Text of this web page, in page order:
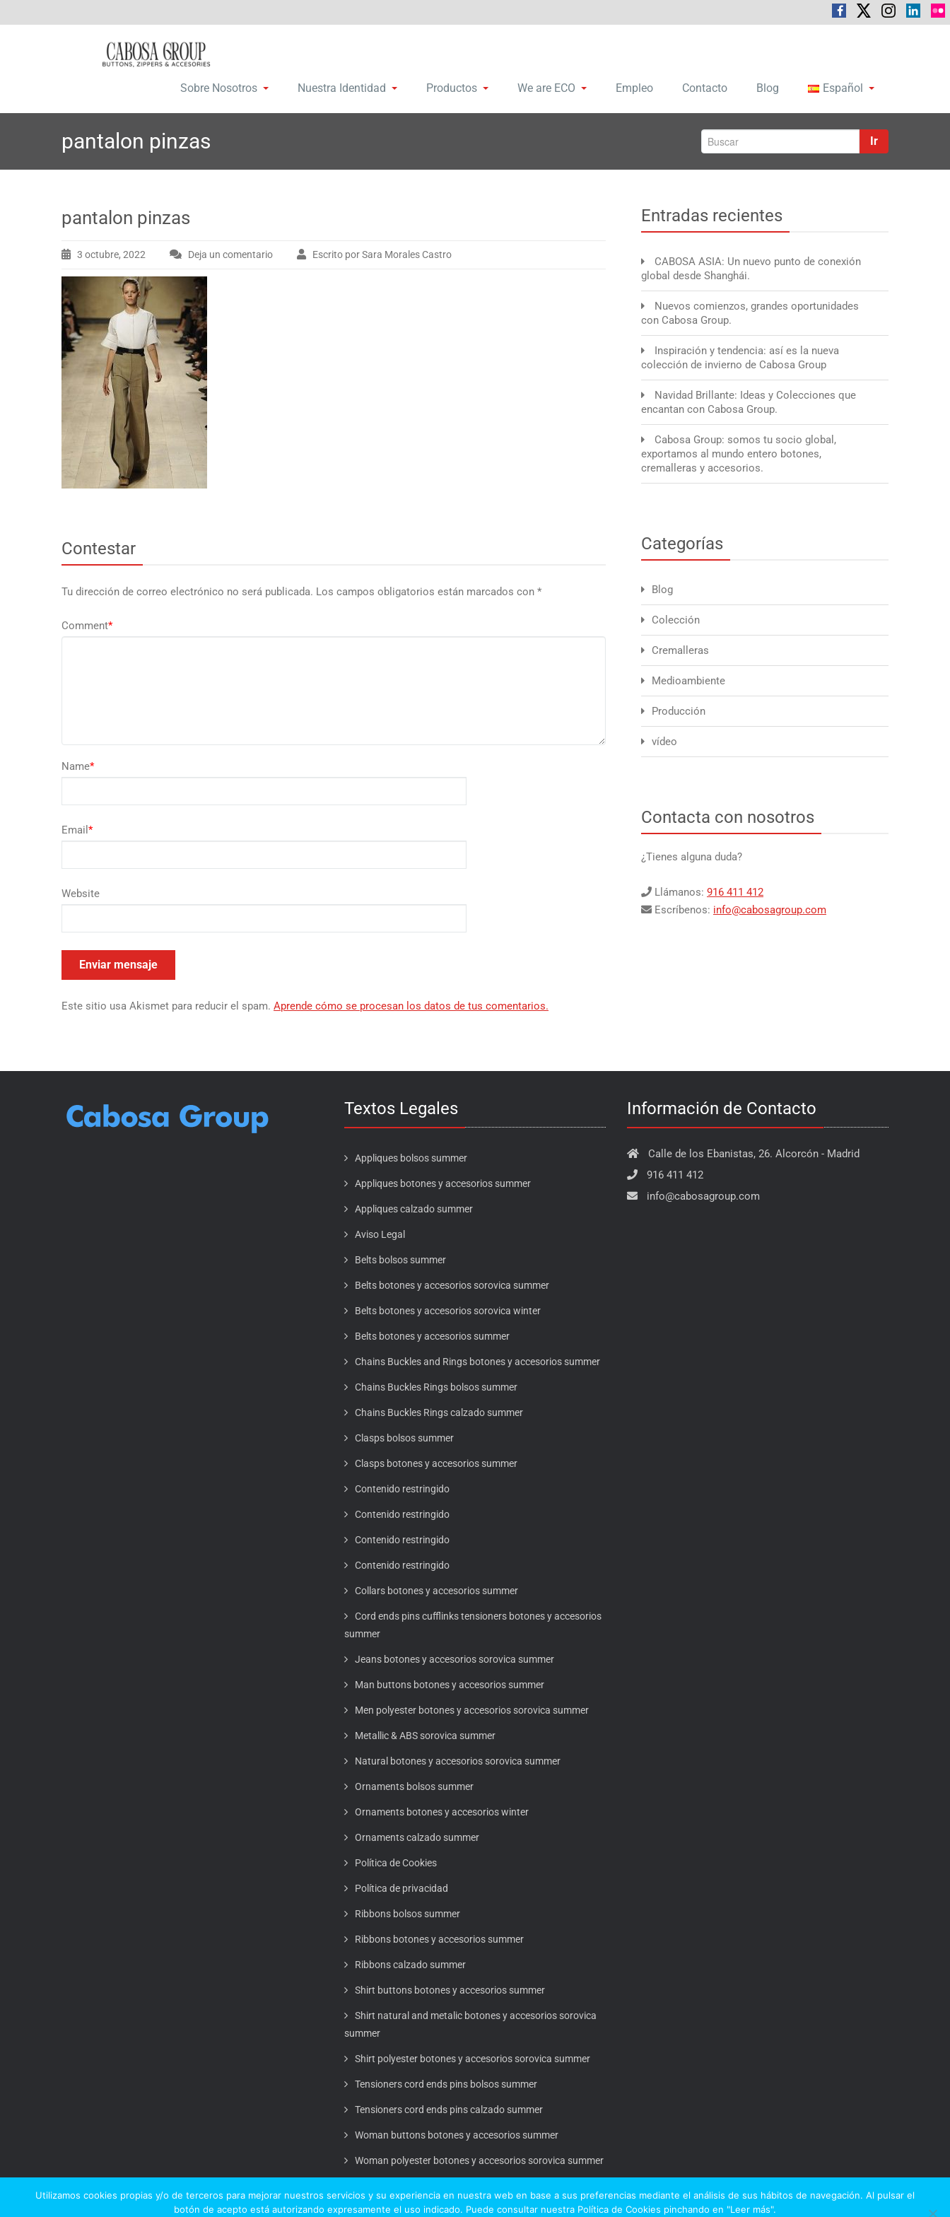
Sobre Nosotros Nuestra Identidad Productos We are ECO Empleo Contacto Blog Español
pantalon pinzas Ir
pantalon pinzas
3 octubre, 2022 Deja un comentario Escrito por Sara Morales Castro
Contestar
Tu dirección de correo electrónico no será publicada. Los campos obligatorios están marcados con *
Comment*
Name*
Email *
Website
Este sitio usa Akismet para reducir el spam. Aprende cómo se procesan los datos de tus comentarios.
Entradas recientes
CABOSA ASIA: Un nuevo punto de conexión
global desde Shanghái.
Nuevos comienzos, grandes oportunidades
con Cabosa Group.
Inspiración y tendencia: así es la nueva
colección de invierno de Cabosa Group
Navidad Brillante: Ideas y Colecciones que
encantan con Cabosa Group.
Cabosa Group: somos tu socio global,
exportamos al mundo entero botones,
cremalleras y accesorios.
Categorías
Blog
Colección
Cremalleras
Medioambiente
Producción
vídeo
Contacta con nosotros
¿Tienes alguna duda?
Llámanos: 916 411 412
Escríbenos: info@cabosagroup.com
Textos Legales
Appliques bolsos summer
Appliques botones y accesorios summer
Appliques calzado summer
Aviso Legal
Belts bolsos summer
Belts botones y accesorios sorovica summer
Belts botones y accesorios sorovica winter
Belts botones y accesorios summer
Chains Buckles and Rings botones y accesorios summer
Chains Buckles Rings bolsos summer
Chains Buckles Rings calzado summer
Clasps bolsos summer
Clasps botones y accesorios summer
Contenido restringido
Contenido restringido
Contenido restringido
Contenido restringido
Collars botones y accesorios summer
Cord ends pins cufflinks tensioners botones y accesorios
summer
Jeans botones y accesorios sorovica summer
Man buttons botones y accesorios summer
Men polyester botones y accesorios sorovica summer
Metallic & ABS sorovica summer
Natural botones y accesorios sorovica summer
Ornaments bolsos summer
Ornaments botones y accesorios winter
Ornaments calzado summer
Política de Cookies
Política de privacidad
Ribbons bolsos summer
Ribbons botones y accesorios summer
Ribbons calzado summer
Shirt buttons botones y accesorios summer
Shirt natural and metalic botones y accesorios sorovica
summer
Shirt polyester botones y accesorios sorovica summer
Tensioners cord ends pins bolsos summer
Tensioners cord ends pins calzado summer
Woman buttons botones y accesorios summer
Woman polyester botones y accesorios sorovica summer
Información de Contacto
Calle de los Ebanistas, 26. Alcorcón - Madrid
916 411 412
info@cabosagroup.com
Utilizamos cookies propias y/o de terceros para mejorar nuestros servicios y su experiencia en nuestra web en base a sus preferencias mediante el análisis de sus hábitos de navegación. Al pulsar el
botón de acepto está autorizando expresamente el uso indicado. Puede consultar nuestra Política de Cookies pinchando en "Leer más".